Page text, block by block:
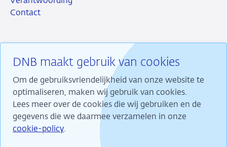
DNB maakt gebruik van cookies
Om de gebruiksvriendelijkheid van onze website te
optimaliseren, maken wij gebruik van cookies.
Lees meer over de cookies die wij gebruiken en de
gegevens die we daarmee verzamelen in onze
cookie-policy.
Contact
RSS InstagramLinkedin
X
Wij maken ons sterk voor financiële stabiliteit en
dragen daarmee bij aan duurzame welvaart in